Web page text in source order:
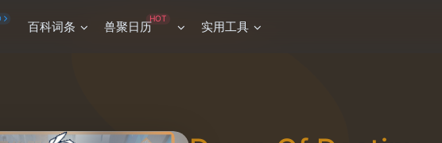
百科词条 兽聚日历
HOT
实用工具